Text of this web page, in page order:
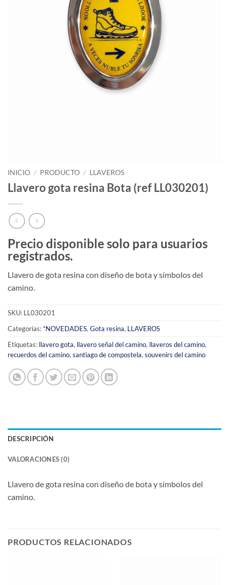
INICIO / PRODUCTO / LLAVEROS
Llavero gota resina Bota (ref LL030201)
Precio disponible solo para usuarios
registrados.
Llavero de gota resina con diseño de bota y símbolos del
camino.
SKU: LL030201
Categorías:*NOVEDADES, Gota resina, LLAVEROS
Etiquetas: llavero gota, llavero señal del camino, llaveros del camino,
recuerdos del camino, santiago de compostela, souvenirs del camino
DESCRIPCIÓN
VALORACIONES (0)
Llavero de gota resina con diseño de bota y símbolos del
camino.
PRODUCTOS RELACIONADOS